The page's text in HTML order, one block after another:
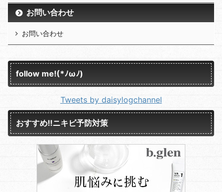
お問い合わせ
お問い合わせ
follow me!(*ﾉωﾉ)
Tweets by daisylogchannel
おすすめ!!ニキビ予防対策